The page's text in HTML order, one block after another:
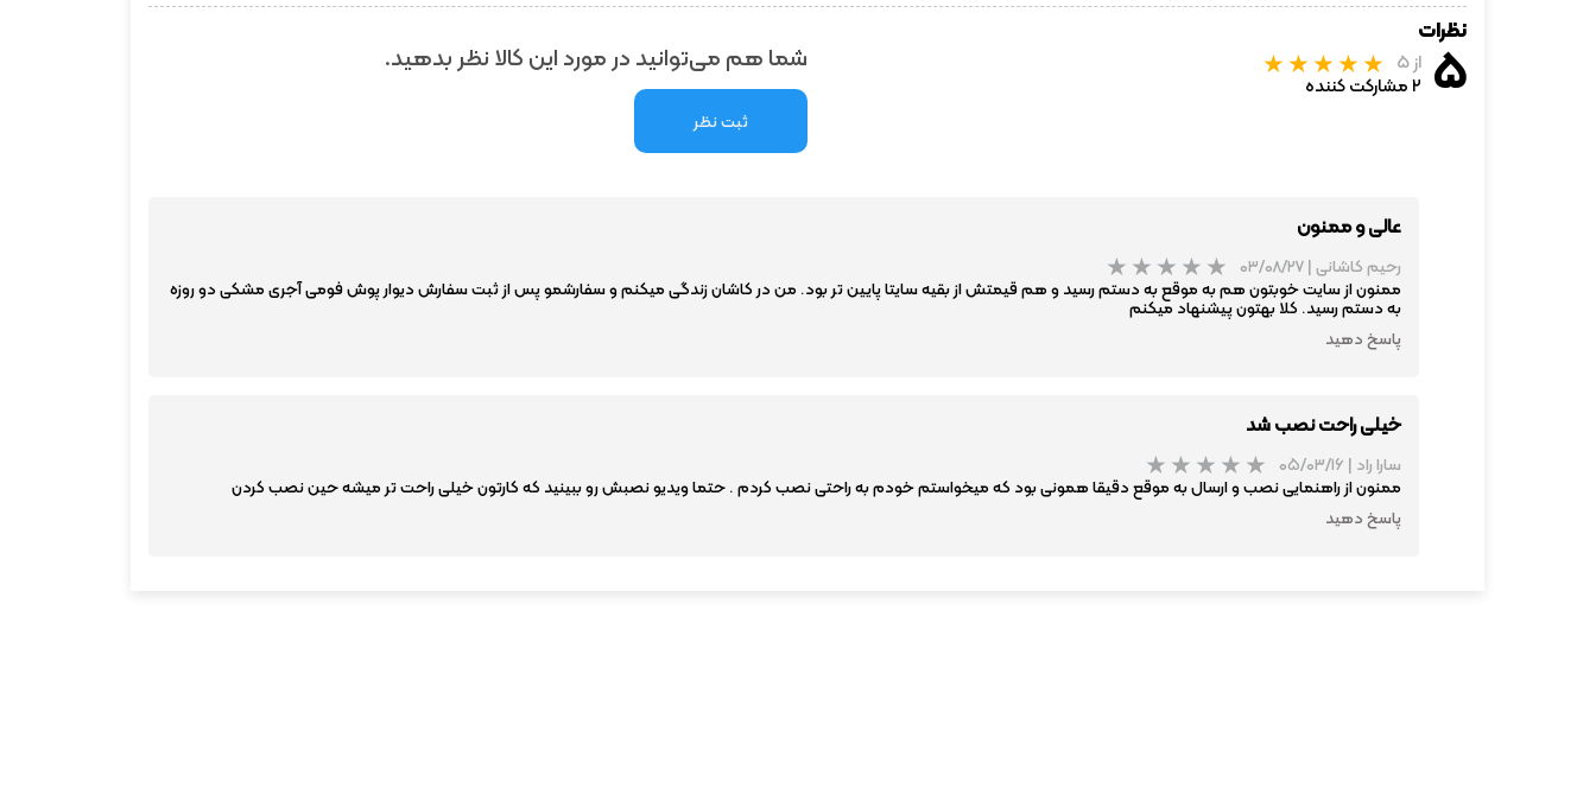
نظرات
۵ از ۵
۲ مشارکت کننده
شما هم می‌توانید در مورد این کالا نظر بدهید.
ثبت نظر
عالی و ممنون
رحیم کاشانی|۰۳/۰۸/۲۷
ممنون از سایت خوبتون هم به موقع به دستم رسید و هم قیمتش از بقیه سایتا پایین تر بود. من در کاشان زندگی میکنم و سفارشمو پس از ثبت سفارش دیوار پوش فومی آجری مشکی دو روزه
به دستم رسید. کلا بهتون پیشنهاد میکنم
پاسخ دهید
خیلی راحت نصب شد
سارا راد | ۰۵/۰۳/۱۶
ممنون از راهنمایی نصب و ارسال به موقع دقیقا همونی بود که میخواستم خودم به راحتی نصب کردم . حتما ویدیو نصبش رو ببینید که کارتون خیلی راحت تر میشه حین نصب کردن
پاسخ دهید